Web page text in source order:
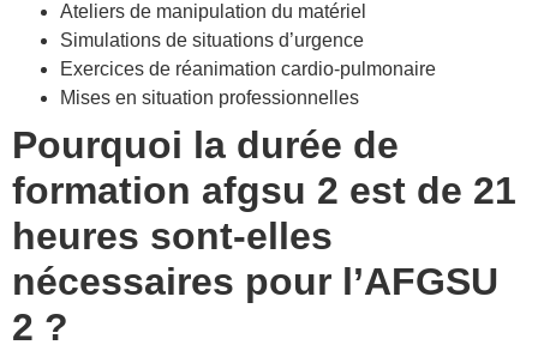
Ateliers de manipulation du matériel
Simulations de situations d’urgence
Exercices de réanimation cardio-pulmonaire
Mises en situation professionnelles
Pourquoi la durée de
formation afgsu 2 est de 21
heures sont-elles
nécessaires pour l’AFGSU
2 ?